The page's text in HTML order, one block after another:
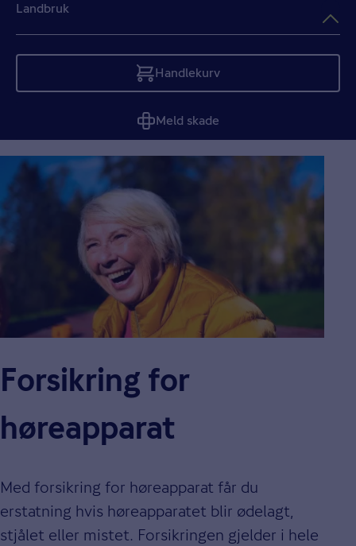
Landbruk
Handlekurv
Tom
Meld skade
Forsikring for
høreapparat
Med forsikring for høreapparat får du
erstatning hvis høreapparatet blir ødelagt,
stjålet eller mistet. Forsikringen gjelder i hele